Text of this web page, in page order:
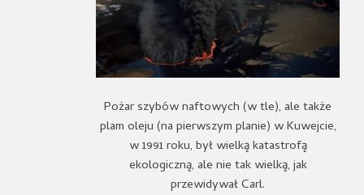
Pożar szybów naftowych (w tle), ale także
plam oleju (na pierwszym planie) w Kuwejcie,
w 1991 roku, był wielką katastrofą
ekologiczną, ale nie tak wielką, jak
przewidywał Carl.